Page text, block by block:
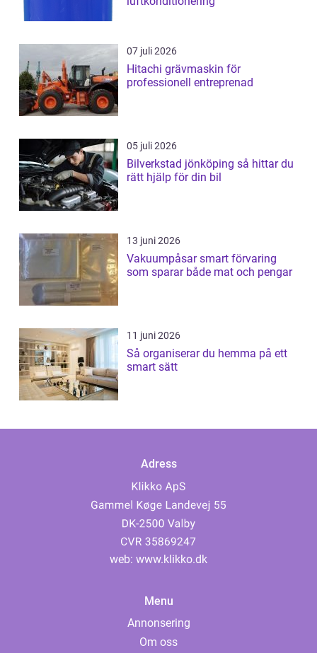
07 juli 2026
Hitachi grävmaskin för
professionell entreprenad
05 juli 2026
Bilverkstad jönköping så hittar du
rätt hjälp för din bil
13 juni 2026
Vakuumpåsar smart förvaring
som sparar både mat och pengar
11 juni 2026
Så organiserar du hemma på ett
smart sätt
Adress
web: www.klikko.dk
Menu
Annonsering
Om oss